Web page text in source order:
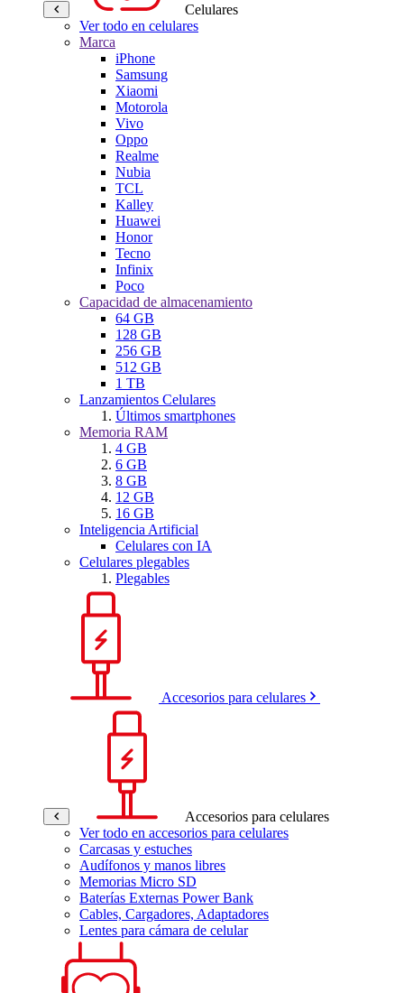
Celulares
Ver todo en celulares
Marca
iPhone
Samsung
Xiaomi
Motorola
Vivo
Oppo
Realme
Nubia
TCL
Kalley
Huawei
Honor
Tecno
Infinix
Poco
Capacidad de almacenamiento
64 GB
128 GB
256 GB
512 GB
1 TB
Lanzamientos Celulares
Últimos smartphones
Memoria RAM
4 GB
6 GB
8 GB
12 GB
16 GB
Inteligencia Artificial
Celulares con IA
Celulares plegables
Plegables
Accesorios para celulares
Accesorios para celulares
Ver todo en accesorios para celulares
Carcasas y estuches
Audífonos y manos libres
Memorias Micro SD
Baterías Externas Power Bank
Cables, Cargadores, Adaptadores
Lentes para cámara de celular